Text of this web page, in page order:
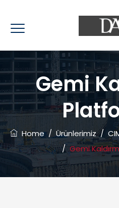
Gemi
Home/ Ürünlerimiz/
/Gemi